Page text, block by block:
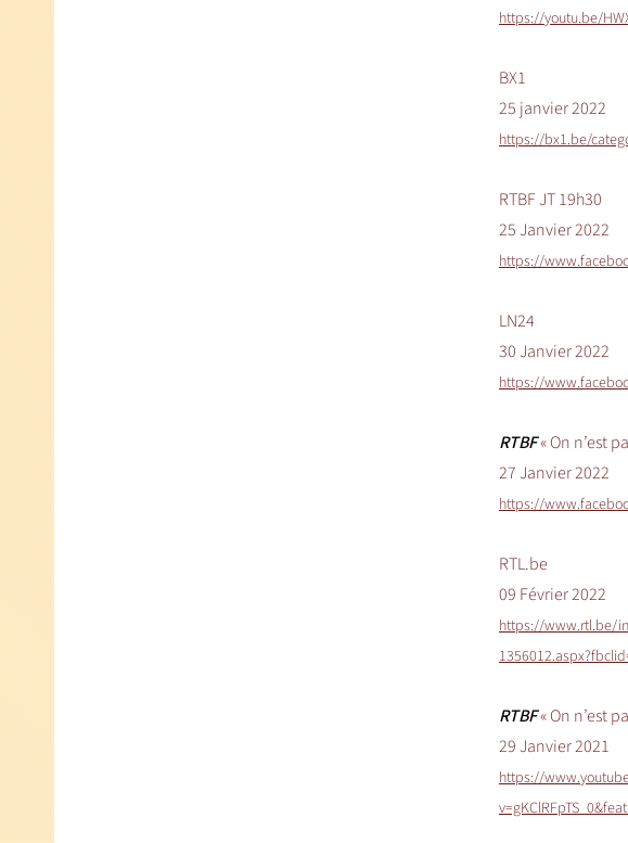
https://youtu.be/
BX1
25 janvier 2022
https://bx1.be/
RTBF JT 19h30
25 Janvier 2022
https://
LN24
30 Janvier 2022
https://
RTBF« On n’est
27 Janvier 2022
https://
RTL.be
09 Février 2022
https://www.rtl.be/
RTBF« On n’est
29 Janvier 2021
https://